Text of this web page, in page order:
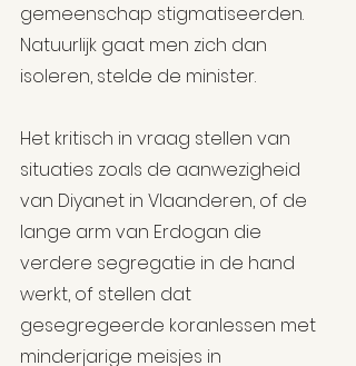
gemeenschap stigmatiseerden.
Natuurlijk gaat men zich dan
isoleren, stelde de minister.
Het kritisch in vraag stellen van
situaties zoals de aanwezigheid
van Diyanet in Vlaanderen, of de
lange arm van Erdogan die
verdere segregatie in de hand
werkt, of stellen dat
gesegregeerde koranlessen met
minderjarige meisjes in